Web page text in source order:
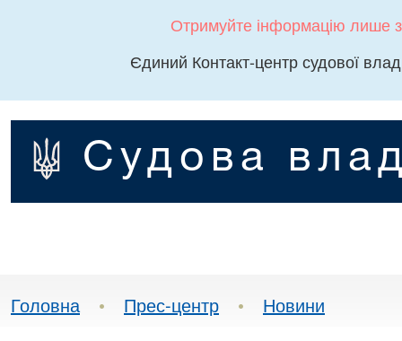
Отримуйте інформацію лише
Єдиний Контакт-центр судової
Судова
Головна • Прес-центр • Новини